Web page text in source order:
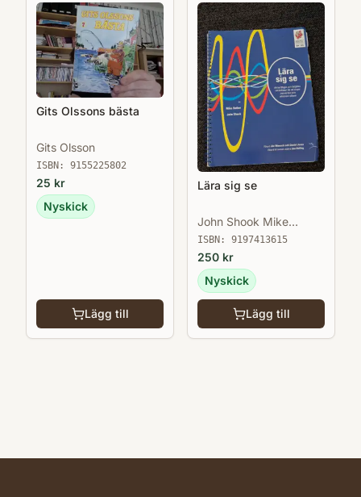
Gits Olssons bästa
Gits Olsson
ISBN: 9155225802
25 kr
Nyskick
Lägg till
Lära sig se
John Shook Mike
Rother
ISBN: 9197413615
250 kr
Nyskick
Lägg till